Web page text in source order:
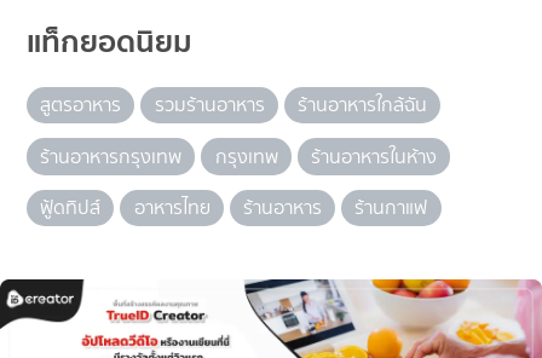
แท็กยอดนิยม
สูตรอาหาร รวมร้านอาหาร
ร้านอาหารใกล้ฉัน
ร้านอาหารกรุงเทพ
กรุงเทพ
ร้านอาหารในห้าง
ฟู้ดทิปส์
อาหารไทย ร้านอาหาร ร้านกาแฟ